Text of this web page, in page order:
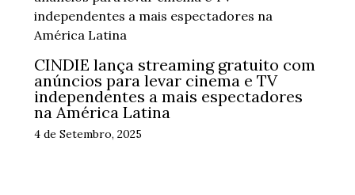
CINDIE lança streaming gratuito com
anúncios para levar cinema e TV
independentes a mais espectadores
na América Latina
4 de Setembro, 2025